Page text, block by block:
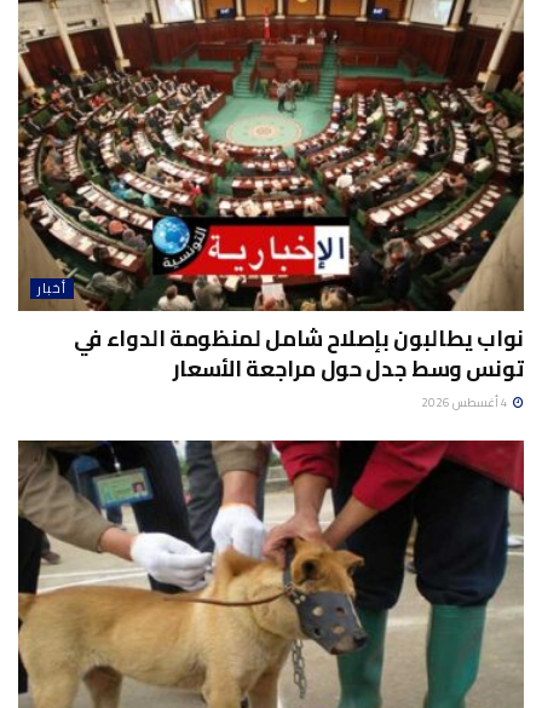
أخبار
نواب يطالبون بإصلاح شامل لمنظومة الدواء في
تونس وسط جدل حول مراجعة الأسعار